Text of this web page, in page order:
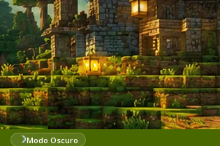
☽Modo Oscuro